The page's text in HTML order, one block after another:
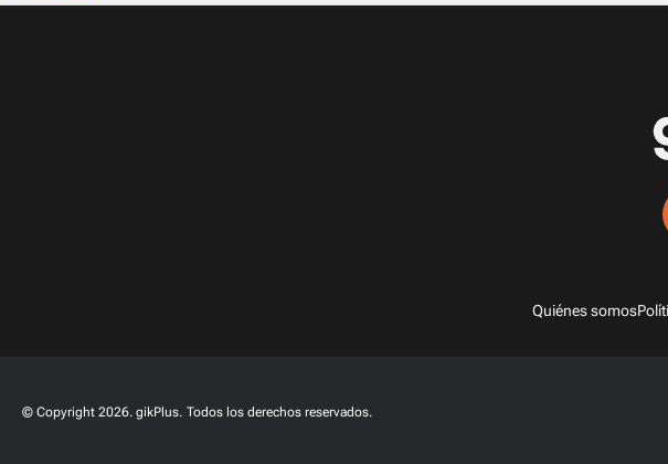
Quiénes somos
© Copyright 2026. gikPlus. Todos los derechos reservados.